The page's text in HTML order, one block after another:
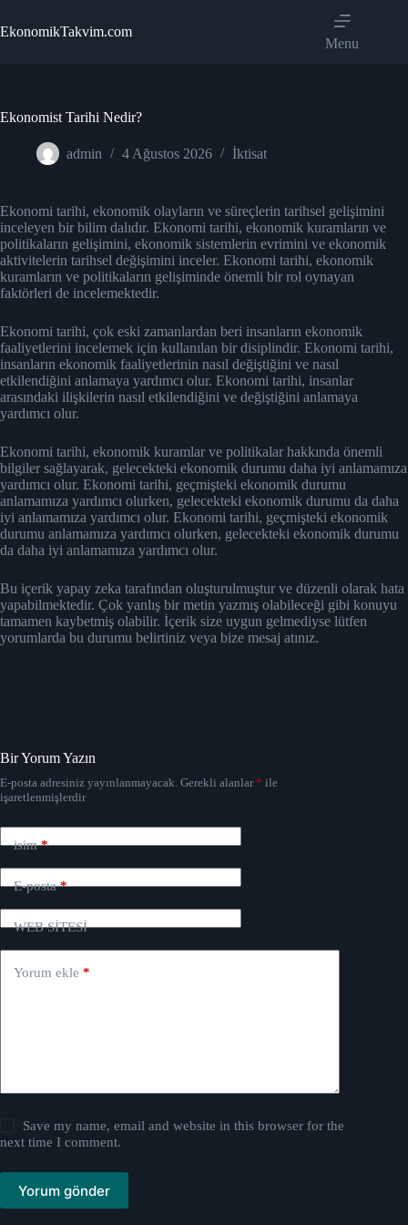
to
content
EkonomikTakvim.com
Menu
Ekonomist Tarihi Nedir?
admin 4 Ağustos 2026 İktisat
Ekonomi tarihi, ekonomik olayların ve süreçlerin tarihsel gelişimini
inceleyen bir bilim dalıdır. Ekonomi tarihi, ekonomik kuramların ve
politikaların gelişimini, ekonomik sistemlerin evrimini ve ekonomik
aktivitelerin tarihsel değişimini inceler. Ekonomi tarihi, ekonomik
kuramların ve politikaların gelişiminde önemli bir rol oynayan
faktörleri de incelemektedir.
Ekonomi tarihi, çok eski zamanlardan beri insanların ekonomik
faaliyetlerini incelemek için kullanılan bir disiplindir. Ekonomi tarihi,
insanların ekonomik faaliyetlerinin nasıl değiştiğini ve nasıl
etkilendiğini anlamaya yardımcı olur. Ekonomi tarihi, insanlar
arasındaki ilişkilerin nasıl etkilendiğini ve değiştiğini anlamaya
yardımcı olur.
Ekonomi tarihi, ekonomik kuramlar ve politikalar hakkında önemli
bilgiler sağlayarak, gelecekteki ekonomik durumu daha iyi anlamamıza
yardımcı olur. Ekonomi tarihi, geçmişteki ekonomik durumu
anlamamıza yardımcı olurken, gelecekteki ekonomik durumu da daha
iyi anlamamıza yardımcı olur. Ekonomi tarihi, geçmişteki ekonomik
durumu anlamamıza yardımcı olurken, gelecekteki ekonomik durumu
da daha iyi anlamamıza yardımcı olur.
Bu içerik yapay zeka tarafından oluşturulmuştur ve düzenli olarak hata
yapabilmektedir. Çok yanlış bir metin yazmış olabileceği gibi konuyu
tamamen kaybetmiş olabilir. İçerik size uygun gelmediyse lütfen
yorumlarda bu durumu belirtiniz veya bize mesaj atınız.
Bir Yorum Yazın
E-posta adresiniz yayınlanmayacak. Gerekli alanlar* ile
işaretlenmişlerdir
isim*
E-posta*
WEB SİTESİ
Yorum ekle *
Save my name, email and website in this browser for the
next time I comment.
Yorum gönder